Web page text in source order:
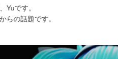
Yuです。
らの話題です。